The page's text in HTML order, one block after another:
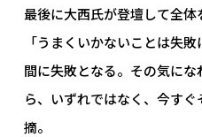
最後に大西氏が登壇して全体
「うまくいかないことは失
間に失敗となる。その気に
ら、いずれではなく、今す
摘。